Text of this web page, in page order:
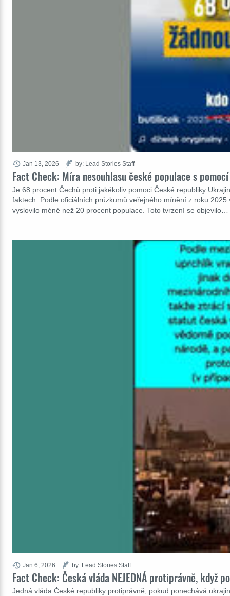
Fact Check: Míra nesouhlasu české populace s
Je 68 procent Čechů proti jakékoliv pomoci České republiky
faktech. Podle oficiálních průzkumů veřejného mínění z roku
vyslovilo méné než 20 procent populace. Toto tvrzení se objevilo…
Jan 13, 2026 by: Lead Stories Staff
Fact Check: Česká vláda NEJEDNÁ protiprávně,
Jedná vláda České republiky protiprávně, pokud ponechává
Jan 6, 2026 by: Lead Stories Staff